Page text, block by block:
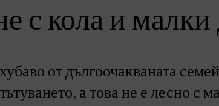
с кола и малки
от дългоочакваната
а това не е лесно с